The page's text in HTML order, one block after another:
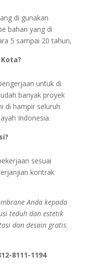
di gunakan
bahan yang di
5 sampai 20 tahun,
untuk di
banyak proyek
di hampir seluruh
Indonesia.
sesuai
kontrak
Anda kepada
teduh dan estetik
dan desain gratis
8111-1194